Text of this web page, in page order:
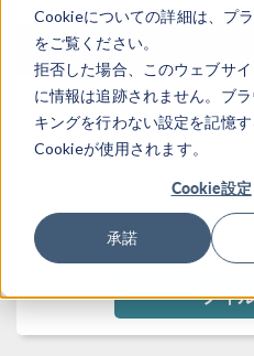
Cookieについての詳細は、プ
をご覧ください。
拒否した場合、このウェブサ
に情報は追跡されません。ブ
キングを行わない設定を記憶
Cookieが使用されます。
Cookie設定
承諾
クイック検索
製品名で検索
フィ